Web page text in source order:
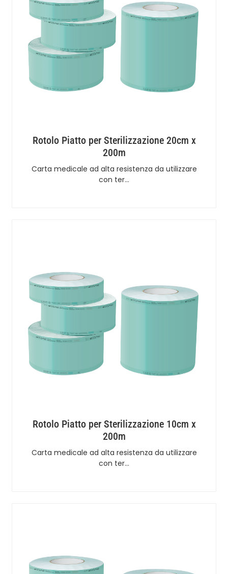
Rotolo Piatto per Sterilizzazione 20cm x
200m
Carta medicale ad alta resistenza da utilizzare
con ter…
Rotolo Piatto per Sterilizzazione 10cm x
200m
Carta medicale ad alta resistenza da utilizzare
con ter…